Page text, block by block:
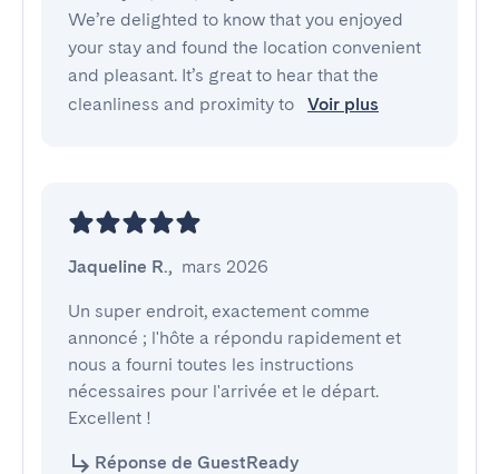
We’re delighted to know that you enjoyed
your stay and found the location convenient
and pleasant. It’s great to hear that the
cleanliness and proximity to
Voir plus
Jaqueline R., mars 2026
Un super endroit, exactement comme
annoncé ; l'hôte a répondu rapidement et
nous a fourni toutes les instructions
nécessaires pour l'arrivée et le départ.
Excellent !
Réponse de GuestReady